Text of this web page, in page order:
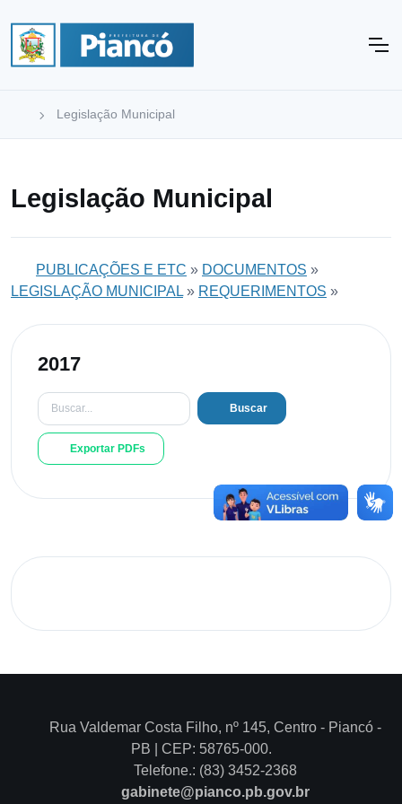
Legislação Municipal
Legislação Municipal
PUBLICAÇÕES E ETC » DOCUMENTOS »
LEGISLAÇÃO MUNICIPAL » REQUERIMENTOS »
2017
Buscar
Exportar PDFs
Rua Valdemar Costa Filho, nº 145, Centro - Piancó -
PB | CEP: 58765-000.
Telefone.: (83) 3452-2368
gabinete@pianco.pb.gov.br